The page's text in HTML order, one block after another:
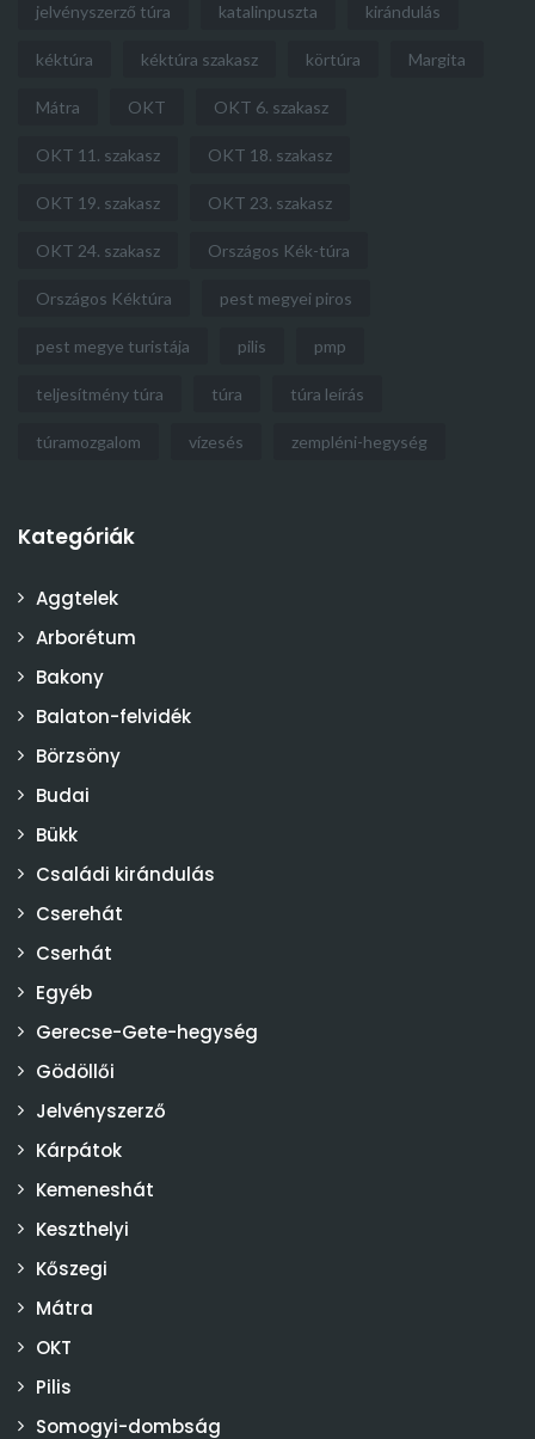
jelvényszerző túra katalinpuszta kirándulás
kéktúra kéktúra szakasz körtúra Margita
Mátra OKT OKT 6. szakasz
OKT 11. szakasz OKT 18. szakasz
OKT 19. szakasz OKT 23. szakasz
OKT 24. szakasz Országos Kék-túra
Országos Kéktúra pest megyei piros
pest megye turistája pilis pmp
teljesítmény túra túra túra leírás
túramozgalom vízesés zempléni-hegység
Kategóriák
Aggtelek
Arborétum
Bakony
Balaton-felvidék
Börzsöny
Budai
Bükk
Családi kirándulás
Cserehát
Cserhát
Egyéb
Gerecse-Gete-hegység
Gödöllői
Jelvényszerző
Kárpátok
Kemeneshát
Keszthelyi
Kőszegi
Mátra
OKT
Pilis
Somogyi-dombság